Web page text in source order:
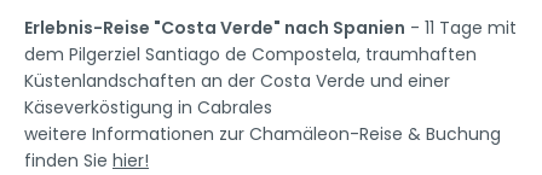
Erlebnis-Reise "Costa Verde" nach Spanien - 11 Tage mit
dem Pilgerziel Santiago de Compostela, traumhaften
Küstenlandschaften an der Costa Verde und einer
Käseverköstigung in Cabrales
weitere Informationen zur Chamäleon-Reise & Buchung
finden Sie hier!